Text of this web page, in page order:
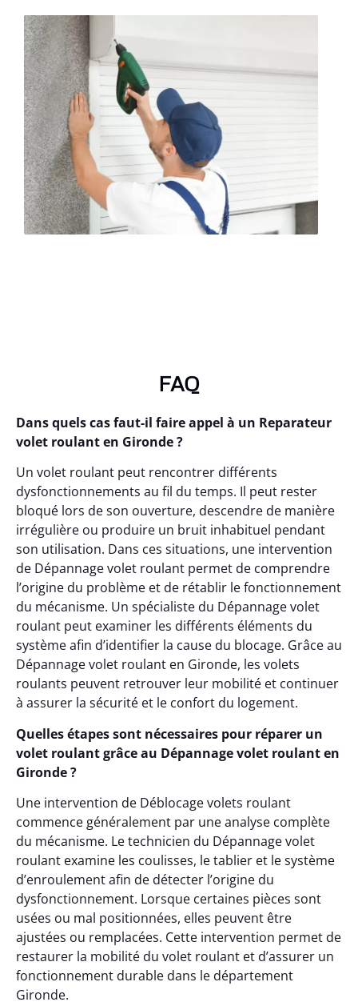
FAQ
Dans quels cas faut-il faire appel à un Reparateur
volet roulant en Gironde ?
Un volet roulant peut rencontrer différents
dysfonctionnements au fil du temps. Il peut rester
bloqué lors de son ouverture, descendre de manière
irrégulière ou produire un bruit inhabituel pendant
son utilisation. Dans ces situations, une intervention
de Dépannage volet roulant permet de comprendre
l’origine du problème et de rétablir le fonctionnement
du mécanisme. Un spécialiste du Dépannage volet
roulant peut examiner les différents éléments du
système afin d’identifier la cause du blocage. Grâce au
Dépannage volet roulant en Gironde, les volets
roulants peuvent retrouver leur mobilité et continuer
à assurer la sécurité et le confort du logement.
Quelles étapes sont nécessaires pour réparer un
volet roulant grâce au Dépannage volet roulant en
Gironde ?
Une intervention de Déblocage volets roulant
commence généralement par une analyse complète
du mécanisme. Le technicien du Dépannage volet
roulant examine les coulisses, le tablier et le système
d’enroulement afin de détecter l’origine du
dysfonctionnement. Lorsque certaines pièces sont
usées ou mal positionnées, elles peuvent être
ajustées ou remplacées. Cette intervention permet de
restaurer la mobilité du volet roulant et d’assurer un
fonctionnement durable dans le département
Gironde.